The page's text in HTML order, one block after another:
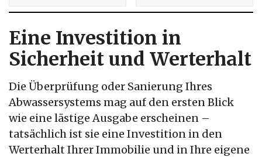
Eine Investition in
Sicherheit und Werterhalt
Die Überprüfung oder Sanierung Ihres
Abwassersystems mag auf den ersten Blick
wie eine lästige Ausgabe erscheinen –
tatsächlich ist sie eine Investition in den
Werterhalt Ihrer Immobilie und in Ihre eigene